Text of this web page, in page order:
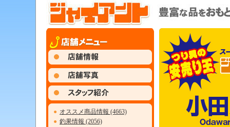
● オススメ商品情報 (4663)
● 釣果情報 (2056)